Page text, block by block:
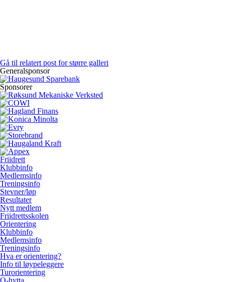
Gå til relatert post for større galleri
Generalsponsor
Sponsorer
Friidrett
Klubbinfo
Medlemsinfo
Treningsinfo
Stevner/løp
Resultater
Nytt medlem
Friidrettsskolen
Orientering
Klubbinfo
Medlemsinfo
Treningsinfo
Hva er orientering?
Info til løypeleggere
Turorientering
O-hytta